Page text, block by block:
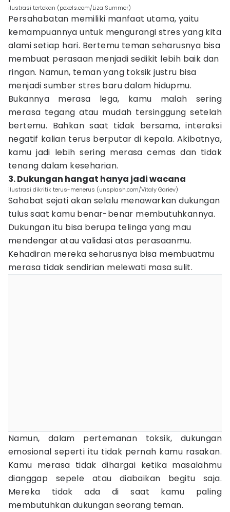
ilustrasi tertekan (pexels.com/Liza Summer)
Persahabatan memiliki manfaat utama, yaitu
kemampuannya untuk mengurangi stres yang kita
alami setiap hari. Bertemu teman seharusnya bisa
membuat perasaan menjadi sedikit lebih baik dan
ringan. Namun, teman yang toksik justru bisa
menjadi sumber stres baru dalam hidupmu.
Bukannya merasa lega, kamu malah sering
merasa tegang atau mudah tersinggung setelah
bertemu. Bahkan saat tidak bersama, interaksi
negatif kalian terus berputar di kepala. Akibatnya,
kamu jadi lebih sering merasa cemas dan tidak
tenang dalam keseharian.
3. Dukungan hangat hanya jadi wacana
ilustrasi dikritik terus-menerus (unsplash.com/Vitaly Gariev)
Sahabat sejati akan selalu menawarkan dukungan
tulus saat kamu benar-benar membutuhkannya.
Dukungan itu bisa berupa telinga yang mau
mendengar atau validasi atas perasaanmu.
Kehadiran mereka seharusnya bisa membuatmu
merasa tidak sendirian melewati masa sulit.
Namun, dalam pertemanan toksik, dukungan
emosional seperti itu tidak pernah kamu rasakan.
Kamu merasa tidak dihargai ketika masalahmu
dianggap sepele atau diabaikan begitu saja.
Mereka tidak ada di saat kamu paling
membutuhkan dukungan seorang teman.